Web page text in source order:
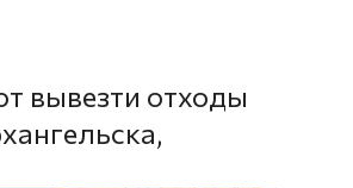
вывезти отходы